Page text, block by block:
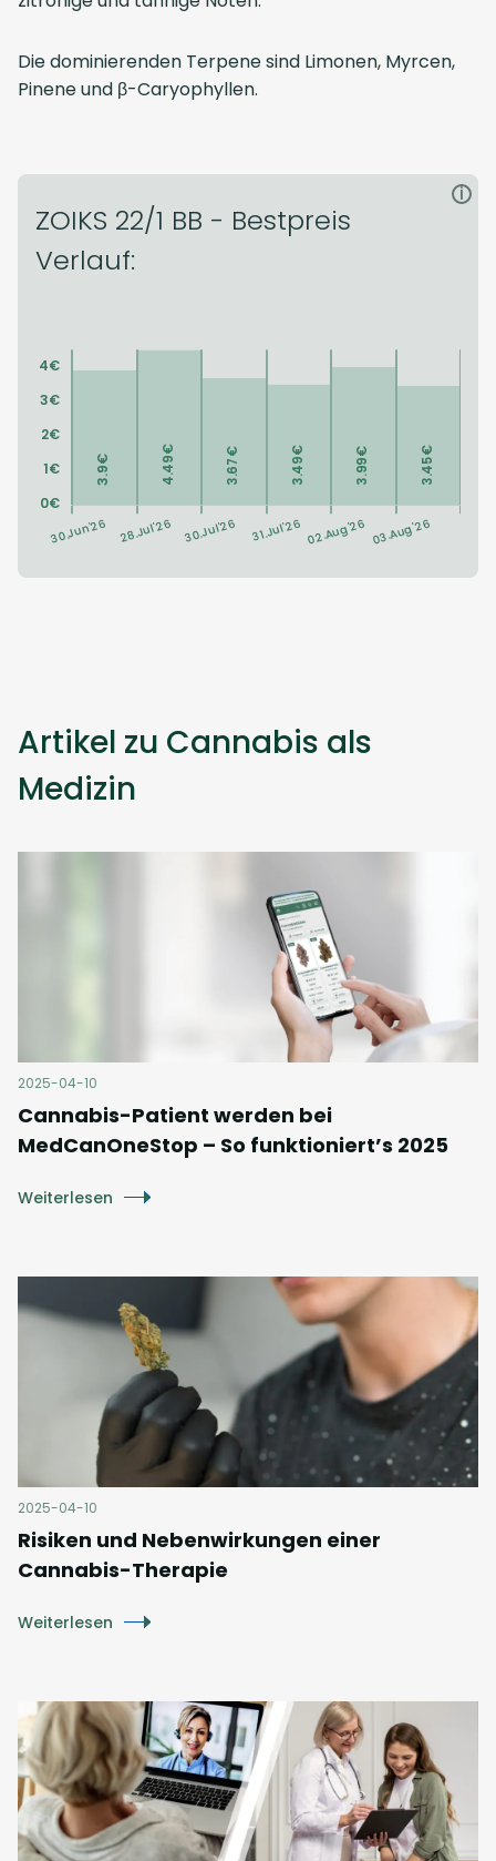
Die dominierenden Terpene sind Limonen, Myrcen,
Pinene und β-Caryophyllen.
ZOIKS 22/1 BB - Bestpreis
Verlauf:
i
Artikel zu Cannabis als
Medizin
2025-04-10
Cannabis-Patient werden bei
MedCanOneStop – So funktioniert’s 2025
Weiterlesen
2025-04-10
Risiken und Nebenwirkungen einer
Cannabis-Therapie
Weiterlesen